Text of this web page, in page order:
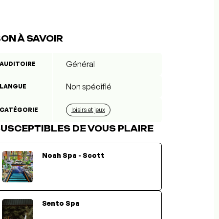
À SAVOIR
AUDITOIRE Général
LANGUE Non spécifié
CATÉGORIE loisirs et jeux
DE VOUS PLAIRE
Noah Spa - Scott
Sento Spa